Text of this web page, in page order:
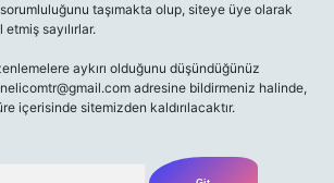
taşımakta olup, siteye üye olarak
sayılırlar.
aykırı olduğunu düşündüğünüz
adresine bildirmeniz halinde,
içerisinde sitemizden kaldırılacaktır.